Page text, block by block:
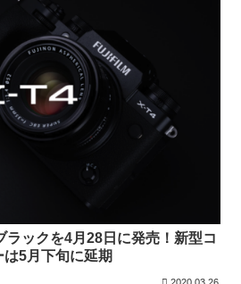
ラックを4月28日に発売！新型コ
5月下旬に延期
2020.03.26